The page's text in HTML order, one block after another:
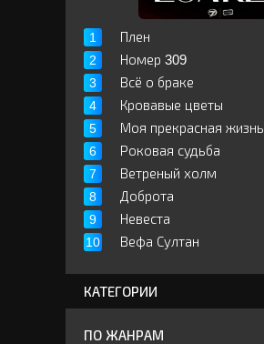
Плен
Номер 309
Всё о браке
Кровавые цветы
Моя прекрасная жизнь
Роковая судьба
Ветреный холм
Доброта
Невеста
Вефа Султан
КАТЕГОРИИ
ПО ЖАНРАМ